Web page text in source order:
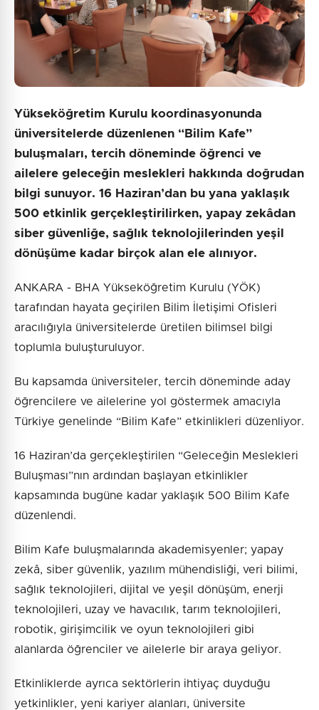
Yükseköğretim Kurulu koordinasyonunda
üniversitelerde düzenlenen “Bilim Kafe”
buluşmaları, tercih döneminde öğrenci ve
ailelere geleceğin meslekleri hakkında doğrudan
bilgi sunuyor. 16 Haziran’dan bu yana yaklaşık
500 etkinlik gerçekleştirilirken, yapay zekâdan
siber güvenliğe, sağlık teknolojilerinden yeşil
dönüşüme kadar birçok alan ele alınıyor.
ANKARA - BHA Yükseköğretim Kurulu (YÖK)
tarafından hayata geçirilen Bilim İletişimi Ofisleri
aracılığıyla üniversitelerde üretilen bilimsel bilgi
toplumla buluşturuluyor.
Bu kapsamda üniversiteler, tercih döneminde aday
öğrencilere ve ailelerine yol göstermek amacıyla
Türkiye genelinde “Bilim Kafe” etkinlikleri düzenliyor.
16 Haziran’da gerçekleştirilen “Geleceğin Meslekleri
Buluşması”nın ardından başlayan etkinlikler
kapsamında bugüne kadar yaklaşık 500 Bilim Kafe
düzenlendi.
Bilim Kafe buluşmalarında akademisyenler; yapay
zekâ, siber güvenlik, yazılım mühendisliği, veri bilimi,
sağlık teknolojileri, dijital ve yeşil dönüşüm, enerji
teknolojileri, uzay ve havacılık, tarım teknolojileri,
robotik, girişimcilik ve oyun teknolojileri gibi
alanlarda öğrenciler ve ailelerle bir araya geliyor.
Etkinliklerde ayrıca sektörlerin ihtiyaç duyduğu
yetkinlikler, yeni kariyer alanları, üniversite